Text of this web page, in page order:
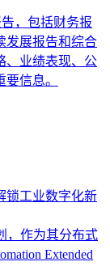
，包括财务报
发展报告和综合
、业绩表现、公
信息。
锁工业数字化新
，作为其分布式
Extended